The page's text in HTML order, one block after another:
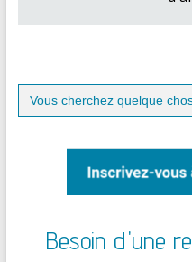
Search
for:
Besoin d'une